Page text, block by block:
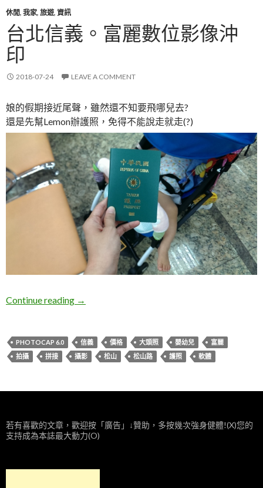
休閒, 我家, 旅遊, 資訊
台北信義。富麗數位影像沖
印
2018-07-24 LEAVE A COMMENT
娘的假期接近尾聲，雖然還不知要飛哪兒去?
還是先幫Lemon辦護照，免得不能說走就走(?)
Continue reading 台北信義。富麗數位影像沖印
→
PHOTOCAP 6.0 信義 價格 大頭照 嬰幼兒
富麗
拍攝
拼接 攝影 松山 松山路 護照 軟體
若有喜歡的文章，歡迎按「廣告」↓贊助，多按幾次強身健體!(X)您的
支持成為本誌最大動力(O)